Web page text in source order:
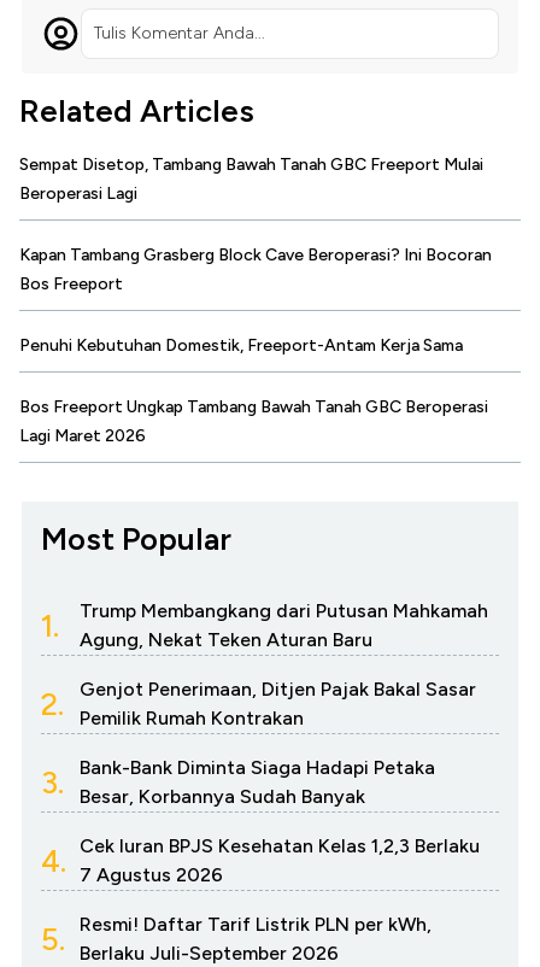
Tulis Komentar Anda...
Related Articles
Sempat Disetop, Tambang Bawah Tanah GBC Freeport Mulai
Beroperasi Lagi
Kapan Tambang Grasberg Block Cave Beroperasi? Ini Bocoran
Bos Freeport
Penuhi Kebutuhan Domestik, Freeport-Antam Kerja Sama
Bos Freeport Ungkap Tambang Bawah Tanah GBC Beroperasi
Lagi Maret 2026
Most Popular
1.
Trump Membangkang dari Putusan Mahkamah
Agung, Nekat Teken Aturan Baru
2.
Genjot Penerimaan, Ditjen Pajak Bakal Sasar
Pemilik Rumah Kontrakan
3.
Bank-Bank Diminta Siaga Hadapi Petaka
Besar, Korbannya Sudah Banyak
4.
Cek Iuran BPJS Kesehatan Kelas 1,2,3 Berlaku
7 Agustus 2026
5.
Resmi! Daftar Tarif Listrik PLN per kWh,
Berlaku Juli-September 2026